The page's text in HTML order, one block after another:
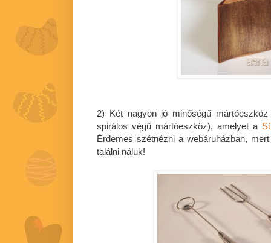
2) Két nagyon jó minőségű
spirálos végű mártóeszköz), amelyet a
Érdemes szétnézni a webáruházban,
találni náluk!